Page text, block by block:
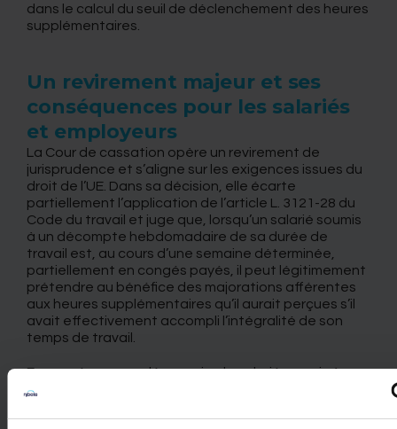
dans le calcul du seuil de déclenchement des heures
supplémentaires.
Un revirement majeur et ses
conséquences pour les salariés
et employeurs
La Cour de cassation opère un revirement de
jurisprudence et s’aligne sur les exigences issues du
droit de l’UE. Dans sa décision, elle écarte
partiellement l’application de l’article L. 3121-28 du
Code du travail et juge que, lorsqu’un salarié soumis
à un décompte hebdomadaire de sa durée de
travail est, au cours d’une semaine déterminée,
partiellement en congés payés, il peut légitimement
prétendre au bénéfice des majorations afférentes
aux heures supplémentaires qu’il aurait perçues s’il
avait effectivement accompli l’intégralité de son
temps de travail.
En conséquence, désormais « le salarié soumis à un
décompte hebdomadaire de sa durée de travail
supplémentaires sur la semaine au cours de laquelle